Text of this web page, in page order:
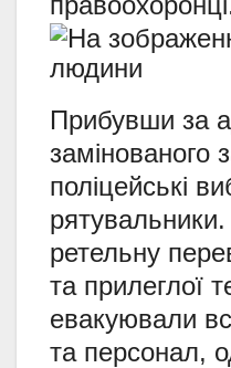
Прибувши за
замінованого
поліцейські
ретельну
та прилеглої
евакуювали
та персонал,